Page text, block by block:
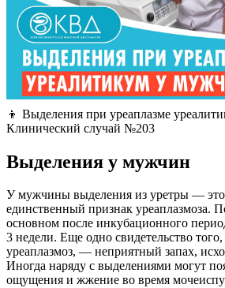
👦 Выделения при уреаплазме
Клинический случай №203
Выделения у мужчин
У мужчины выделения из уретры — это
единственный признак уреаплазмоза.
основном после инкубационного
3 недели. Еще одно свидетельство
уреаплазмоз, — неприятный запах,
Иногда наряду с выделениями могут
ощущения и жжение во время